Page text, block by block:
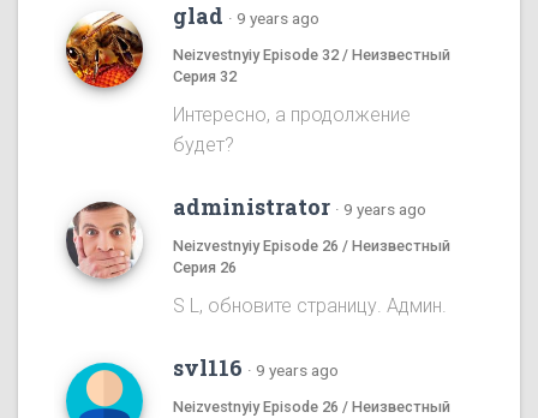
glad · 9 years ago
Neizvestnyiy Episode 32 / Неизвестный
Серия 32
Интересно, а продолжение
будет?
administrator · 9 years ago
Neizvestnyiy Episode 26 / Неизвестный
Серия 26
S L, обновите страницу. Админ.
svl116 · 9 years ago
Neizvestnyiy Episode 26 / Неизвестный